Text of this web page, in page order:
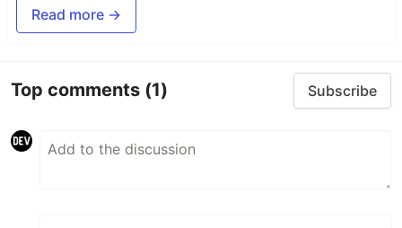
Read more →
Top comments (1) Subscribe